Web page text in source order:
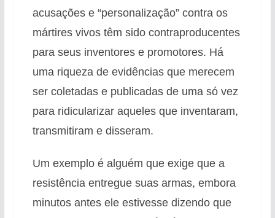
acusações e “personalização” contra os
mártires vivos têm sido contraproducentes
para seus inventores e promotores. Há
uma riqueza de evidências que merecem
ser coletadas e publicadas de uma só vez
para ridicularizar aqueles que inventaram,
transmitiram e disseram.
Um exemplo é alguém que exige que a
resistência entregue suas armas, embora
minutos antes ele estivesse dizendo que